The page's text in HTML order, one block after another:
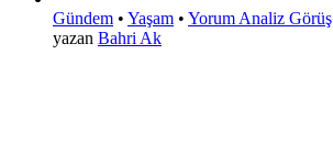
Gündem • Yaşam • Yorum Analiz Görüş
yazan Bahri Ak